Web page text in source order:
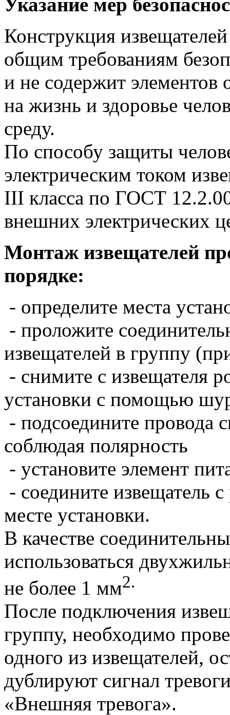
Конструкция
общим требованиям
и не содержит
на жизнь и здоровье
среду.
По способу защиты
электрическим током
III класса по ГОСТ
внешних электрических
Монтаж извещателей
порядке:
- определите места
- проложите
извещателей в группу
- снимите с извещателя
установки с помощью
- подсоедините провода
соблюдая полярность
- установите элемент
- соедините извещатель
месте установки.
В качестве
использоваться
не более 1 мм2.
После подключения
группу, необходимо
одного из извещателей,
дублируют сигнал
«Внешняя тревога».